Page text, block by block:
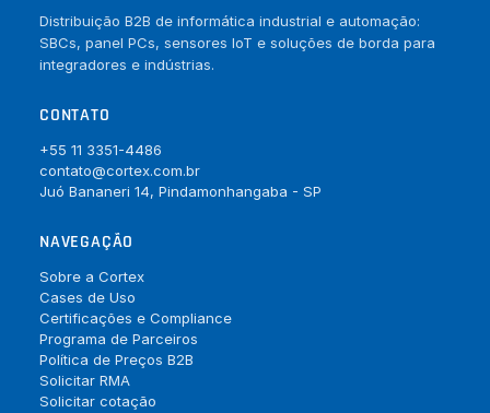
Distribuição B2B de informática industrial e automação:
SBCs, panel PCs, sensores IoT e soluções de borda para
integradores e indústrias.
CONTATO
+55 11 3351-4486
contato@cortex.com.br
Juó Bananeri 14, Pindamonhangaba - SP
NAVEGAÇÃO
Sobre a Cortex
Cases de Uso
Certificações e Compliance
Programa de Parceiros
Política de Preços B2B
Solicitar RMA
Solicitar cotação